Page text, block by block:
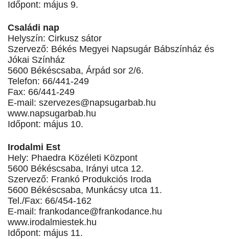
Időpont: május 9.
Családi nap
Helyszín: Cirkusz sátor
Szervező: Békés Megyei Napsugár Bábszínház és
Jókai Színház
5600 Békéscsaba, Árpád sor 2/6.
Telefon: 66/441-249
Fax: 66/441-249
E-mail: szervezes@napsugarbab.hu
www.napsugarbab.hu
Időpont: május 10.
Irodalmi Est
Hely: Phaedra Közéleti Központ
5600 Békéscsaba, Irányi utca 12.
Szervező: Frankó Produkciós Iroda
5600 Békéscsaba, Munkácsy utca 11.
Tel./Fax: 66/454-162
E-mail: frankodance@frankodance.hu
www.irodalmiestek.hu
Időpont: május 11.